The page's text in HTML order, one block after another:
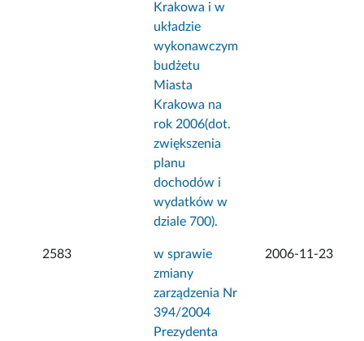
Krakowa i w
układzie
wykonawczym
budżetu
Miasta
Krakowa na
rok 2006(dot.
zwiększenia
planu
dochodów i
wydatków w
dziale 700).
2583
w sprawie
zmiany
zarządzenia Nr
394/2004
Prezydenta
2006-11-23